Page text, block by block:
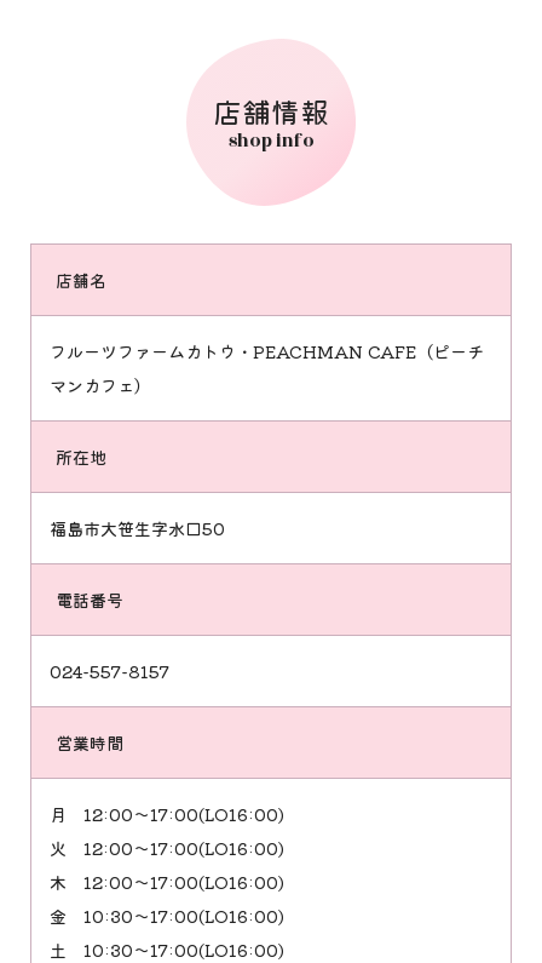
店舗情報
shop info
店舗名
フルーツファームカトウ・PEACHMAN CAFE（ピーチ
マンカフェ）
所在地
福島市大笹生字水口50
電話番号
024-557-8157
営業時間
月
12:00〜17:00(LO16:00)
火
12:00〜17:00(LO16:00)
木
12:00〜17:00(LO16:00)
金
10:30〜17:00(LO16:00)
土
10:30〜17:00(LO16:00)